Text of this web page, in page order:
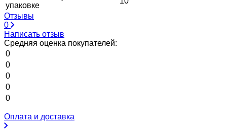
упаковке
Отзывы
0
Написать отзыв
Средняя оценка покупателей:
0
0
0
0
0
Оплата и доставка